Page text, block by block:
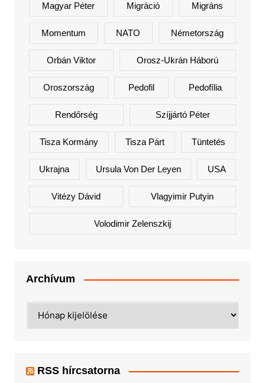
Magyar Péter Migráció Migráns
Momentum NATO Németország
Orbán Viktor Orosz-Ukrán Háború
Oroszország Pedofil Pedofília
Rendőrség Szíjjártó Péter
Tisza Kormány Tisza Párt Tüntetés
Ukrajna Ursula Von Der Leyen USA
Vitézy Dávid Vlagyimir Putyin
Volodimir Zelenszkij
Archívum
RSS hírcsatorna